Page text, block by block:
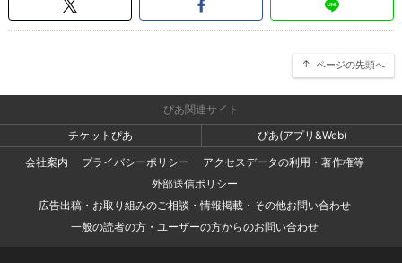
ページの先頭へ
ぴあ関連サイト
チケットぴあ
ぴあ(アプリ&Web)
会社案内
プライバシーポリシー
アクセスデータの利用・著作権等
外部送信ポリシー
広告出稿・お取り組みのご相談・情報掲載・その他お問い合わせ
一般の読者の方・ユーザーの方からのお問い合わせ